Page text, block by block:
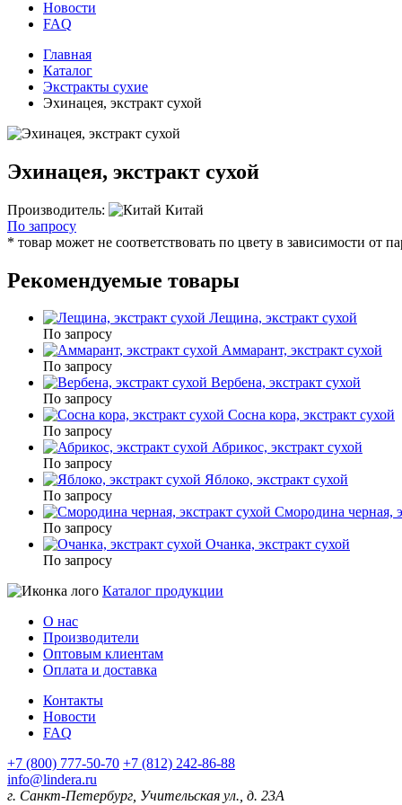
Новости
FAQ
Главная
Каталог
Экстракты сухие
Эхинацея, экстракт сухой
Эхинацея, экстракт сухой
Производитель:
Китай
По запросу
* товар может не соответствовать по цвету в зависимости от
Рекомендуемые товары
Лещина, экстракт сухой
По запросу
Аммарант, экстракт сухой
По запросу
Вербена, экстракт сухой
По запросу
Сосна кора, экстракт сухой
По запросу
Абрикос, экстракт сухой
По запросу
Яблоко, экстракт сухой
По запросу
Смородина черная,
По запросу
Очанка, экстракт сухой
По запросу
Каталог продукции
О нас
Производители
Оптовым клиентам
Оплата и доставка
Контакты
Новости
FAQ
+7 (800) 777-50-70 +7 (812) 242-86-88
info@lindera.ru
г. Санкт-Петербург, Учительская ул., д. 23А